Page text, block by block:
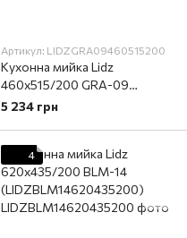
Артикул: LIDZGRA09460515200
Кухонна мийка Lidz
460х515/200 GRA-09
(LIDZGRA09460515200)
5 234 грн
4